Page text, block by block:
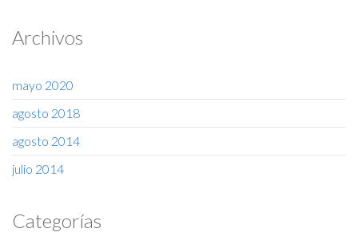
Archivos
mayo 2020
agosto 2018
agosto 2014
julio 2014
Categorías